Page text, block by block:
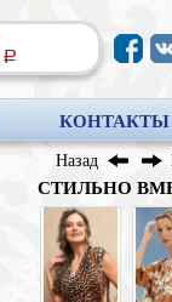
a
КОНТАКТЫ
Назад
СТИЛЬНО